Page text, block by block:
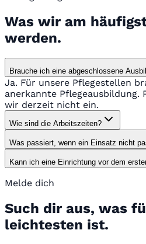
Was wir am
werden.
Brauche ich eine abgeschlossene
Ja. Für unsere Pflegestellen
anerkannte Pflegeausbildung.
wir derzeit nicht ein.
Wie sind die Arbeitszeiten?
Was passiert, wenn ein Einsatz nicht
Kann ich eine Einrichtung vor dem
Melde dich
Such dir aus, was
leichtesten ist.